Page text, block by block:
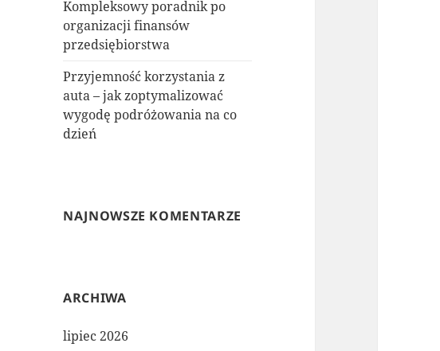
Kompleksowy poradnik po
organizacji finansów
przedsiębiorstwa
Przyjemność korzystania z
auta – jak zoptymalizować
wygodę podróżowania na co
dzień
NAJNOWSZE KOMENTARZE
ARCHIWA
lipiec 2026